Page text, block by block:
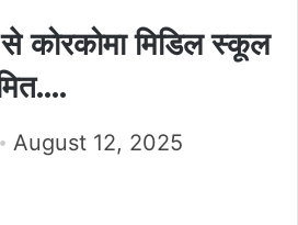
कोरकोमा मिडिल स्कूल
August 12, 2025